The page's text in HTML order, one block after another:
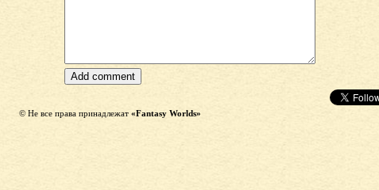
© Не все права принадлежат «Fantasy Worlds»